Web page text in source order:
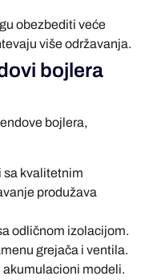
obezbediti veće
više održavanja.
bojlera
bojlera,
sa kvalitetnim
produžava
odličnom izolacijom.
grejača i ventila.
akumulacioni modeli.